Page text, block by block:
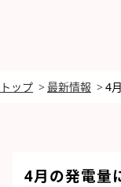
トップ 最新情報 4
4月の発電量